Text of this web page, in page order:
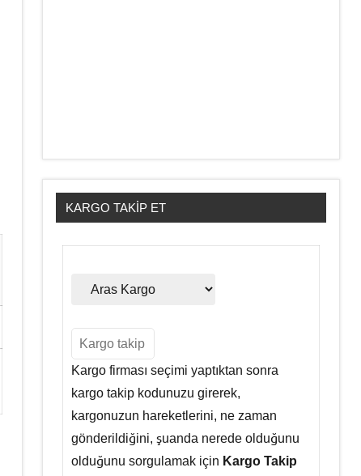
KARGO TAKIP ET
Kargo firması seçimi yaptıktan sonra
kargo takip kodunuzu girerek,
kargonuzun hareketlerini, ne zaman
gönderildiğini, şuanda nerede olduğunu
olduğunu sorgulamak için Kargo Takip